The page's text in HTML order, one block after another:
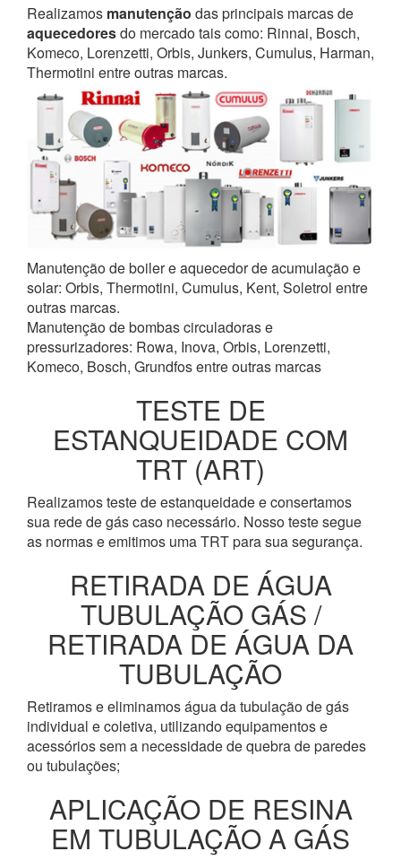
Realizamos manutenção das principais marcas de
aquecedoresdo mercado tais como: Rinnai, Bosch,
Komeco, Lorenzetti, Orbis, Junkers, Cumulus, Harman,
Thermotini entre outras marcas.
Manutenção de boiler e aquecedor de acumulação e
solar: Orbis, Thermotini, Cumulus, Kent, Soletrol entre
outras marcas.
Manutenção de bombas circuladoras e
pressurizadores: Rowa, Inova, Orbis, Lorenzetti,
Komeco, Bosch, Grundfos entre outras marcas
TESTE DE
ESTANQUEIDADE COM
TRT (ART)
Realizamos teste de estanqueidade e consertamos
sua rede de gás caso necessário. Nosso teste segue
as normas e emitimos uma TRT para sua segurança.
RETIRADA DE ÁGUA
TUBULAÇÃO GÁS /
RETIRADA DE ÁGUA DA
TUBULAÇÃO
Retiramos e eliminamos água da tubulação de gás
individual e coletiva, utilizando equipamentos e
acessórios sem a necessidade de quebra de paredes
ou tubulações;
APLICAÇÃO DE RESINA
EM TUBULAÇÃO A GÁS